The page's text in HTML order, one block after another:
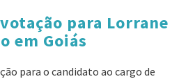
para Lorrane
em Goiás
para o candidato ao cargo de